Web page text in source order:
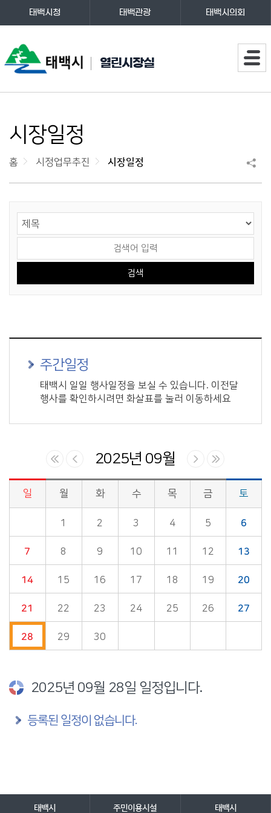
열린시장실
태백시청 태백관광 태백시의회
시장일정
홈 시정업무추진 시장일정
주간일정
태백시 일일 행사일정을 보실 수 있습니다. 이전달
행사를 확인하시려면 화살표를 눌러 이동하세요
2025년 09월
시정업무추진 > 시장일정 게시판의 (2025년 09월) 달력형태로 일정명, 일정내용을 제공합니다.
일 월 화 수 목 금 토
1 2 3 4 5 6
7 8 9 10 11 12 13
14 15 16 17 18 19 20
21 22 23 24 25 26 27
28 29 30
2025년 09월 28일 일정입니다.
등록된 일정이 없습니다.
바로가기 서비스
태백시 주민이용시설 태백시